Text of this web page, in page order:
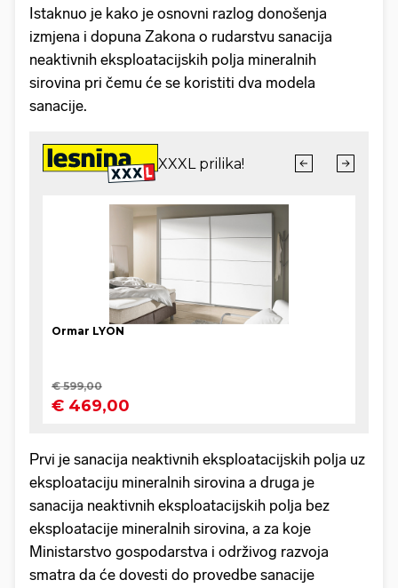
Istaknuo je kako je osnovni razlog donošenja
izmjena i dopuna Zakona o rudarstvu sanacija
neaktivnih eksploatacijskih polja mineralnih
sirovina pri čemu će se koristiti dva modela
sanacije.
Prvi je sanacija neaktivnih eksploatacijskih polja uz
eksploataciju mineralnih sirovina a druga je
sanacija neaktivnih eksploatacijskih polja bez
eksploatacije mineralnih sirovina, a za koje
Ministarstvo gospodarstva i održivog razvoja
smatra da će dovesti do provedbe sanacije